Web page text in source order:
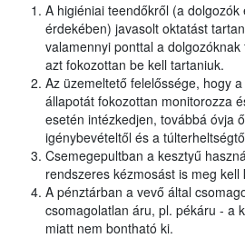
A higiéniai teendőkről (a
érdekében) javasolt oktatást
valamennyi ponttal a
azt fokozottan be kell tartaniuk.
Az üzemeltető felelőssége, hogy
állapotát fokozottan monitorozza
esetén intézkedjen, továbbá óvja
igénybevételtől és a
Csemegepultban a kesztyű
rendszeres kézmosást is meg kell
A pénztárban a vevő által
csomagolatlan áru, pl. pékáru - a
miatt nem bontható ki.